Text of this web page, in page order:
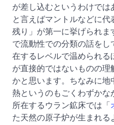
が差し込むというわけで
と言えばマントルなどに
残り」が第一に挙げられま
で流動性での分類の話を
在するレベルで温められる
が直接的ではないものの
かと思います。ちなみに
熱というのもごくわずかな
所在するウラン鉱床では「
た天然の原子炉が生まれる